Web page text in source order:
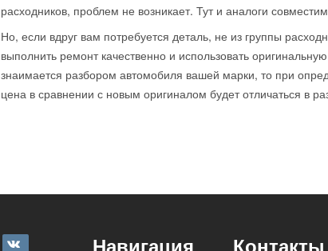
расходников, проблем не возникает. Тут и аналоги
Но, если вдруг вам потребуется деталь, не из группы
выполнить ремонт качественно и использовать
знаимается разбором автомобиля вашей марки, то при
цена в сравнении с новым оригиналом будет отличаться в
Навигация Контакты